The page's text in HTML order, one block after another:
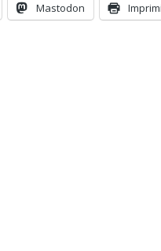
Mastodon